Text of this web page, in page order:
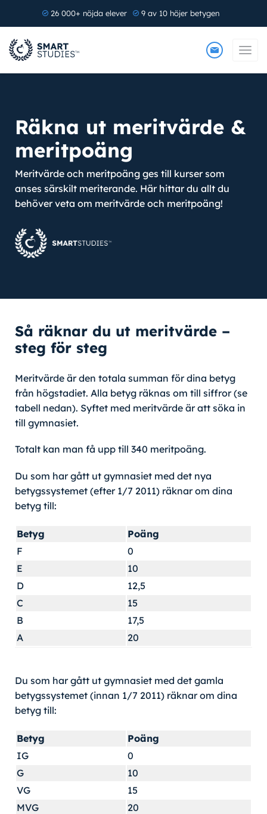
26 000+ nöjda elever 9 av 10 höjer betygen
Räkna ut meritvärde &
meritpoäng
Meritvärde och meritpoäng ges till kurser som
anses särskilt meriterande. Här hittar du allt du
behöver veta om meritvärde och meritpoäng!
Så räknar du ut meritvärde –
steg för steg
Meritvärde är den totala summan för dina betyg
från högstadiet. Alla betyg räknas om till siffror (se
tabell nedan). Syftet med meritvärde är att söka in
till gymnasiet.
Totalt kan man få upp till 340 meritpoäng.
Du som har gått ut gymnasiet med det nya
betygssystemet (efter 1/7 2011) räknar om dina
betyg till:
Betyg
Poäng
F
0
E
10
D
12,5
C
15
B
17,5
A
20
Du som har gått ut gymnasiet med det gamla
betygssystemet (innan 1/7 2011) räknar om dina
betyg till:
Betyg
Poäng
IG
0
G
10
VG
15
MVG
20